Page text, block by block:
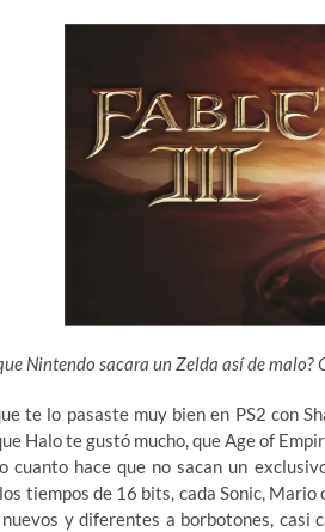
Nintendo sacara un Zelda así de
te lo pasaste muy bien en PS2 con
Halo te gustó mucho, que Age of
cuanto hace que no sacan un
tiempos de 16 bits, cada Sonic,
y diferentes a borbotones, casi